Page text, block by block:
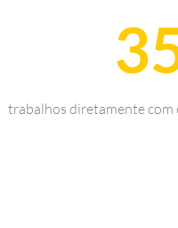
trabalhos diretamente com